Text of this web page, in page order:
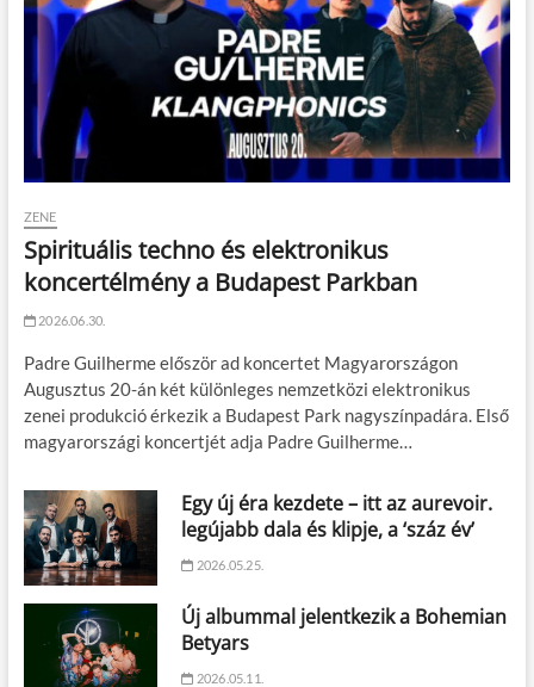
ZENE
Spirituális techno és elektronikus
koncertélmény a Budapest Parkban
2026.06.30.
Padre Guilherme először ad koncertet Magyarországon
Augusztus 20-án két különleges nemzetközi elektronikus
zenei produkció érkezik a Budapest Park nagyszínpadára. Első
magyarországi koncertjét adja Padre Guilherme…
Egy új éra kezdete – itt az aurevoir.
legújabb dala és klipje, a ‘száz év’
2026.05.25.
Új albummal jelentkezik a Bohemian
Betyars
2026.05.11.